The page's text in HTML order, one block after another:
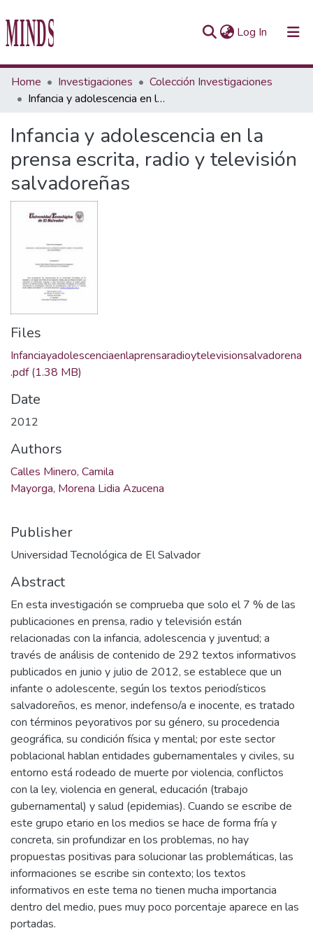
Log In (current)
Communities & Collections
All of Repository UTEC
Statistics
Home Investigaciones
Colección Investigaciones
Infancia y adolescencia en la prensa escrita, radio y televisión salvadoreñas
Infancia y adolescencia en la
prensa escrita, radio y televisión
salvadoreñas
Files
Infanciayadolescenciaenlaprensaradioytelevisionsalvadorena
.pdf(1.38 MB)
Date
2012
Authors
Calles Minero, Camila
Mayorga, Morena Lidia Azucena
Publisher
Universidad Tecnológica de El Salvador
Abstract
En esta investigación se comprueba que solo el 7 % de las
publicaciones en prensa, radio y televisión están
relacionadas con la infancia, adolescencia y juventud; a
través de análisis de contenido de 292 textos informativos
publicados en junio y julio de 2012, se establece que un
infante o adolescente, según los textos periodísticos
salvadoreños, es menor, indefenso/a e inocente, es tratado
con términos peyorativos por su género, su procedencia
geográfica, su condición física y mental; por este sector
poblacional hablan entidades gubernamentales y civiles, su
entorno está rodeado de muerte por violencia, conflictos
con la ley, violencia en general, educación (trabajo
gubernamental) y salud (epidemias). Cuando se escribe de
este grupo etario en los medios se hace de forma fría y
concreta, sin profundizar en los problemas, no hay
propuestas positivas para solucionar las problemáticas, las
informaciones se escribe sin contexto; los textos
informativos en este tema no tienen mucha importancia
dentro del medio, pues muy poco porcentaje aparece en las
portadas.